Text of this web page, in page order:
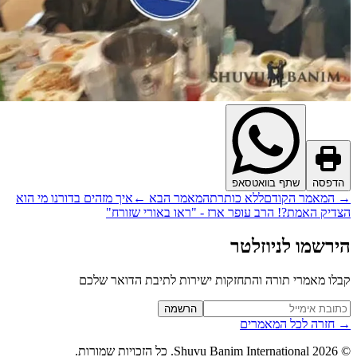
שתף בוואטסאפ
המאמר הקודםללא כותרתהמאמר הבא ← איך מזהים בדורנו מי הוא
האמת?! הרב עופר ארז - "ראו באורי שזורח"
לניוזלטר
מאמרי תורה והתחזקות ישירות לתיבת הדואר שלכם
Website (leave הרשמה
חזרה לכל המאמרים
2026
Shuvu Banim International. כל הזכויות שמורות.